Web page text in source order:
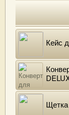
Кейс
Щетка